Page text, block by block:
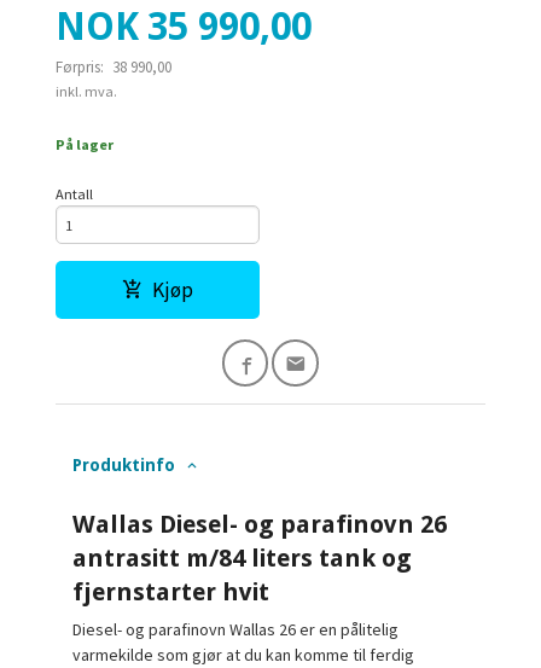
Tilbud
NOK 35 990,00
Førpris: 38 990,00
Rabatt
inkl. mva.
På lager
Antall
Kjøp
Produktinfo
Wallas Diesel- og parafinovn 26
antrasitt m/84 liters tank og
fjernstarter hvit
Diesel- og parafinovn Wallas 26 er en pålitelig
varmekilde som gjør at du kan komme til ferdig